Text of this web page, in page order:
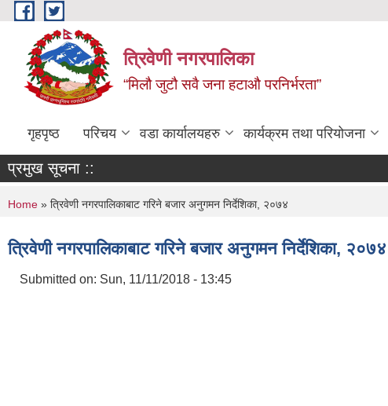
Skip to main content
त्रिवेणी नगरपालिका
“मिलौ जुटौ सवै जना हटाऔ परनिर्भरता”
गृहपृष्ठ परिचय वडा कार्यालयहरु कार्यक्रम तथा परियोजना
प्रमुख सूचना ::
You are here
Home » त्रिवेणी नगरपालिकाबाट गरिने बजार अनुगमन निर्देशिका, २०७४
त्रिवेणी नगरपालिकाबाट गरिने बजार अनुगमन निर्देशिका, २०७४
Submitted on: Sun, 11/11/2018 - 13:45